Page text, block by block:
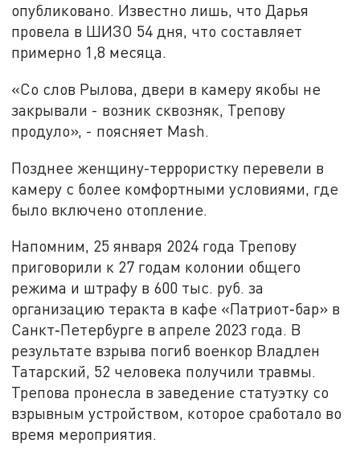
опубликовано. Известно лишь, что Дарья
провела в ШИЗО 54 дня, что составляет
примерно 1,8 месяца.
«Со слов Рылова, двери в камеру якобы не
закрывали - возник сквозняк, Трепову
продуло», - поясняет Mash.
Позднее женщину-террористку перевели в
камеру с более комфортными условиями, где
было включено отопление.
Напомним, 25 января 2024 года Трепову
приговорили к 27 годам колонии общего
режима и штрафу в 600 тыс. руб. за
организацию теракта в кафе «Патриот‑бар» в
Санкт‑Петербурге в апреле 2023 года. В
результате взрыва погиб военкор Владлен
Татарский, 52 человека получили травмы.
Трепова пронесла в заведение статуэтку со
взрывным устройством, которое сработало во
время мероприятия.